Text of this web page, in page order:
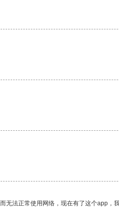
法正常使用网络，现在有了这个app，我